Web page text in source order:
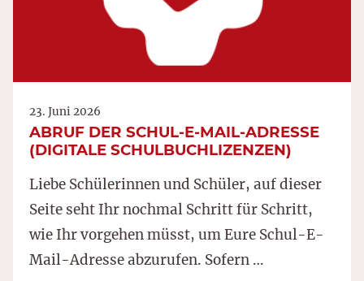
23. Juni 2026
ABRUF DER SCHUL-E-MAIL-ADRESSE
(DIGITALE SCHULBUCHLIZENZEN)
Liebe Schülerinnen und Schüler, auf dieser
Seite seht Ihr nochmal Schritt für Schritt,
wie Ihr vorgehen müsst, um Eure Schul-E-
Mail-Adresse abzurufen. Sofern …